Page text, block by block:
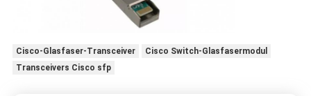
Cisco-Glasfaser-Transceiver
Cisco Switch-Glasfasermodul
Transceivers Cisco sfp